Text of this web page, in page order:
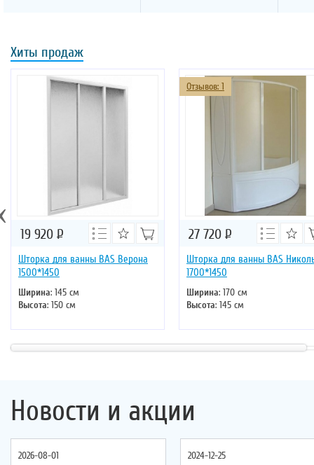
Хиты продаж
Шторка для ванны BAS Верона
1500*1450
Ширина: 145 см
Высота: 150 см
19 920 Р
Отзывов: 1
Шторка для ванны BAS
1700*1450
Ширина: 170 см
Высота: 145 см
27 720 Р
Новости и акции
2026-08-01 2024-12-25